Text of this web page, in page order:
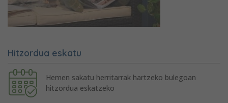
Hitzordua eskatu
Hemen sakatu herritarrak hartzeko bulegoan
hitzordua eskatzeko